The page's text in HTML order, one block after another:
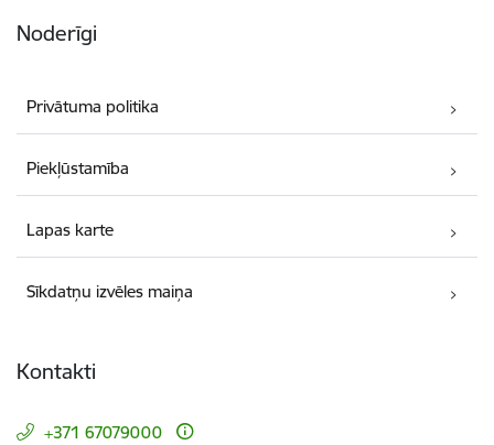
Noderīgi
Privātuma politika
Piekļūstamība
Lapas karte
Sīkdatņu izvēles maiņa
Kontakti
+371 67079000